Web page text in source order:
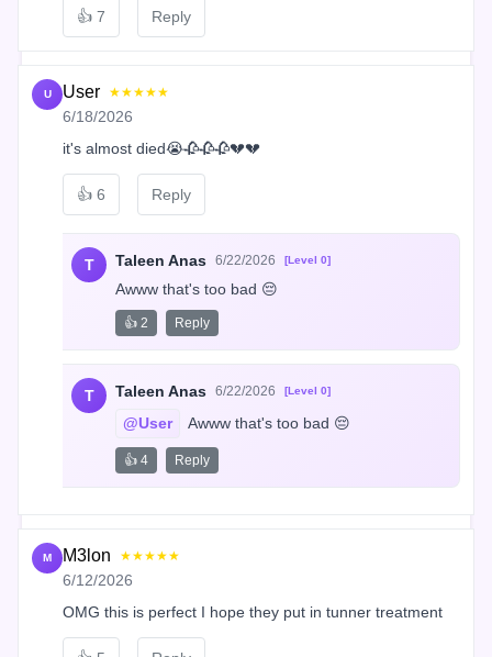
👍 7 Reply
U User ★★★★★
6/18/2026
it's almost died😭🥀🥀🥀💔💔
👍 6 Reply
T Taleen Anas 6/22/2026 [Level 0]
Awww that's too bad 😔
👍 2 Reply
T Taleen Anas 6/22/2026 [Level 0]
@User Awww that's too bad 😔
👍 4 Reply
M M3lon ★★★★★
6/12/2026
OMG this is perfect I hope they put in tunner treatment